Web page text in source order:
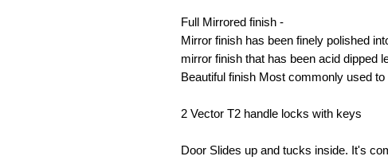
Full Mirrored finish -
Mirror finish has been finely polished
mirror finish that has been acid dipped
Beautiful finish Most commonly used
2 Vector T2 handle locks with keys
Door Slides up and tucks inside. It's